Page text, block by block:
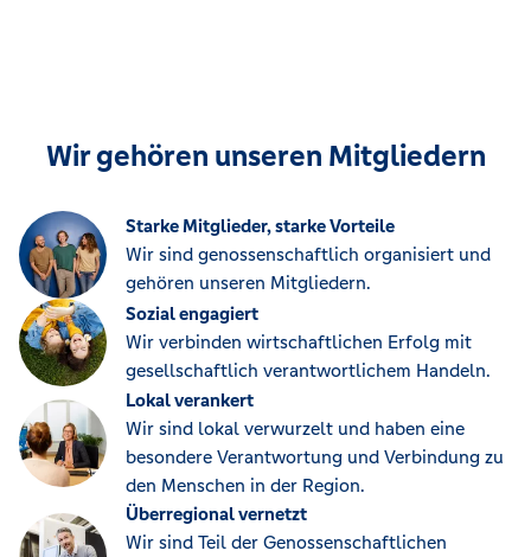
Wir gehören unseren Mitgliedern
Starke Mitglieder, starke Vorteile
Wir sind genossenschaftlich organisiert und
gehören unseren Mitgliedern.
Sozial engagiert
Wir verbinden wirtschaftlichen Erfolg mit
gesellschaftlich verantwortlichem Handeln.
Lokal verankert
Wir sind lokal verwurzelt und haben eine
besondere Verantwortung und Verbindung zu
den Menschen in der Region.
Überregional vernetzt
Wir sind Teil der Genossenschaftlichen